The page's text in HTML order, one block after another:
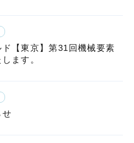
ド【東京】第31回機械要素
ます。
せ